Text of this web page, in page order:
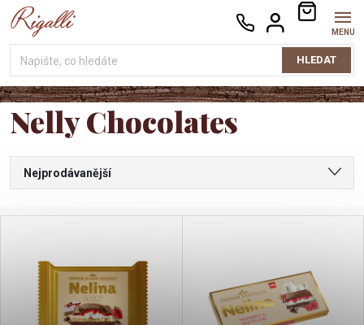
Přejít
na
HLEDAT
NÁKUPNÍ
KOŠÍK
Nelly Chocolates
Ř
a
Nejprodávanější
Abecedně